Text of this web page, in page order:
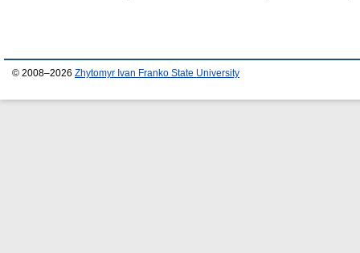
© 2008–2026 Zhytomyr Ivan Franko State University